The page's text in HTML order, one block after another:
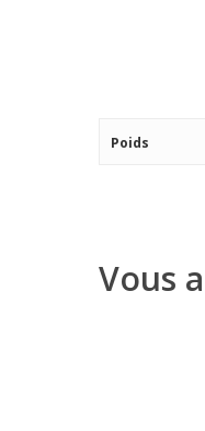
Poids
Vous